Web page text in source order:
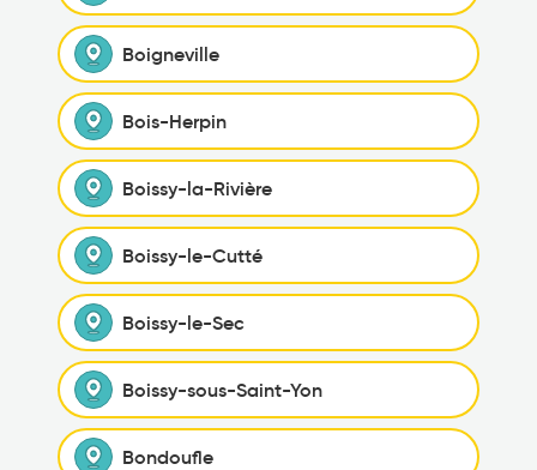
Boigneville
Bois-Herpin
Boissy-la-Rivière
Boissy-le-Cutté
Boissy-le-Sec
Boissy-sous-Saint-Yon
Bondoufle